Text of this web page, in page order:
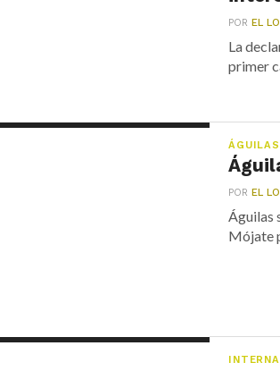
POREL
La
primer
ÁGUILAS
POREL
Águilas
Mójate